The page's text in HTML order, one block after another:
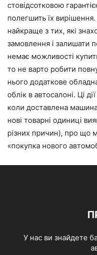
стовідсотковою
полегшить їх
найкраще з тих, які
замовлення і залишати
немає можливості
то не варто робити
нього додаткове
облік в автосалоні. Ці
коли доставлена
нові товарні одиниці
різних причин), про що
«покупка нового
У нас ви знайдете